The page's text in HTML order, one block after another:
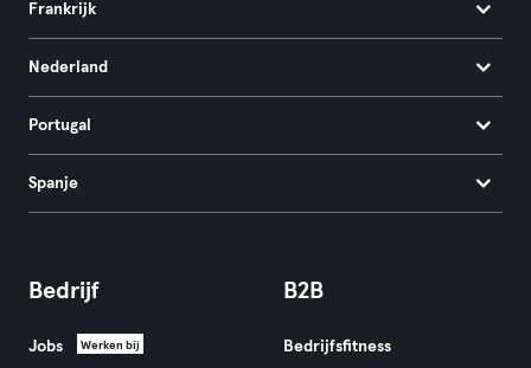
Frankrijk
Nederland
Portugal
Spanje
Bedrijf
Jobs Werken bij
B2B
Bedrijfsfitness